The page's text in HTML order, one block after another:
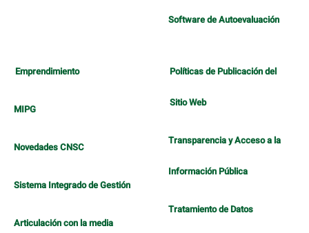
Software de Autoevaluación
Emprendimiento
MIPG
Novedades CNSC
Sistema Integrado de Gestión
Articulación con la media
Políticas de Publicación del
Sitio Web
Transparencia y Acceso a la
Información Pública
Tratamiento de Datos